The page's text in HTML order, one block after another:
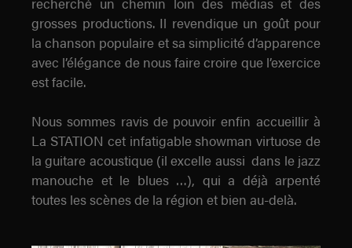
grosses productions. Il revendique un goût pour
la chanson populaire et sa simplicité d’apparence
avec l’élégance de nous faire croire que l’exercice
est facile.
Nous sommes ravis de pouvoir enfin accueillir à
La STATION cet infatigable showman virtuose de
la guitare acoustique (il excelle aussi dans le jazz
manouche et le blues …), qui a déjà arpenté
toutes les scènes de la région et bien au-delà.